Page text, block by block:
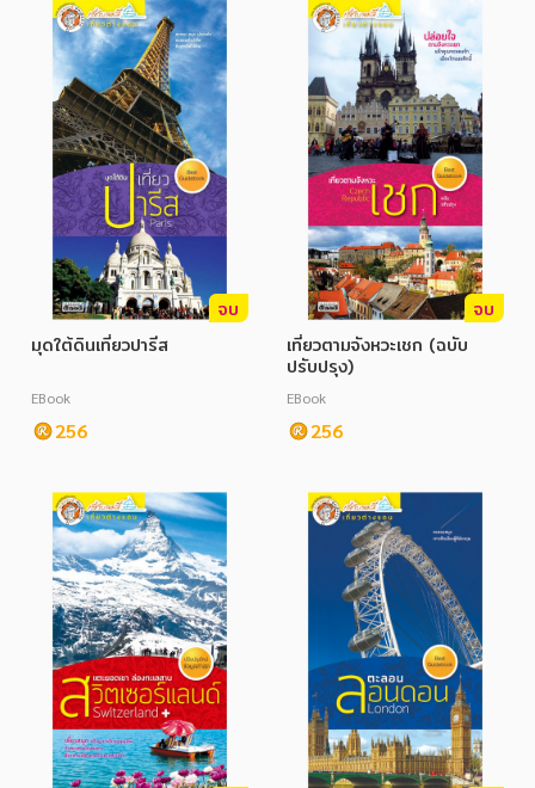
จบ
มุดใต้ดินเที่ยวปารีส
EBook
256
จบ
เที่ยวตามจังหวะเชก (ฉบับ
ปรับปรุง)
EBook
256